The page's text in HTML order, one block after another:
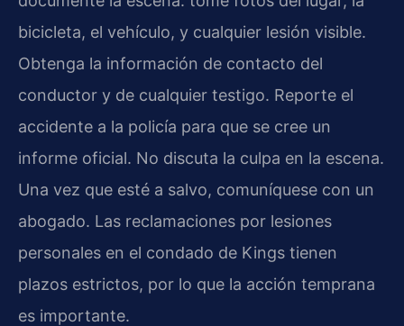
bicicleta, el vehículo, y cualquier lesión visible.
Obtenga la información de contacto del
conductor y de cualquier testigo. Reporte el
accidente a la policía para que se cree un
informe oficial. No discuta la culpa en la escena.
Una vez que esté a salvo, comuníquese con un
abogado. Las reclamaciones por lesiones
personales en el condado de Kings tienen
plazos estrictos, por lo que la acción temprana
es importante.